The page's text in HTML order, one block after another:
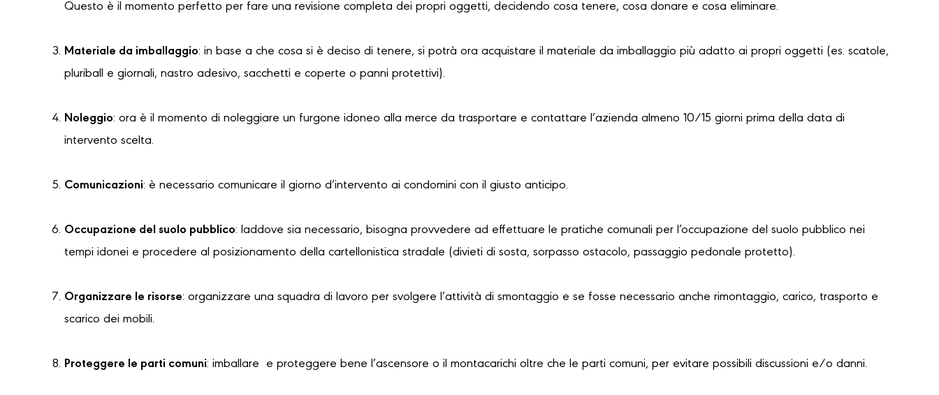
Questo è il momento perfetto per fare una revisione completa dei propri oggetti, decidendo cosa tenere, cosa donare e cosa eliminare.
Materiale da imballaggio: in base a che cosa si è deciso di tenere, si potrà ora acquistare il materiale da imballaggio più adatto ai propri oggetti (es. scatole,
pluriball e giornali, nastro adesivo, sacchetti e coperte o panni protettivi).
Noleggio: ora è il momento di noleggiare un furgone idoneo alla merce da trasportare e contattare l’azienda almeno 10/15 giorni prima della data di
intervento scelta.
Comunicazioni: è necessario comunicare il giorno d’intervento ai condomini con il giusto anticipo.
Occupazione del suolo pubblico: laddove sia necessario, bisogna provvedere ad effettuare le pratiche comunali per l’occupazione del suolo pubblico nei
tempi idonei e procedere al posizionamento della cartellonistica stradale (divieti di sosta, sorpasso ostacolo, passaggio pedonale protetto).
Organizzare le risorse: organizzare una squadra di lavoro per svolgere l’attività di smontaggio e se fosse necessario anche rimontaggio, carico, trasporto e
scarico dei mobili.
Proteggere le parti comuni: imballare e proteggere bene l’ascensore o il montacarichi oltre che le parti comuni, per evitare possibili discussioni e/o danni.